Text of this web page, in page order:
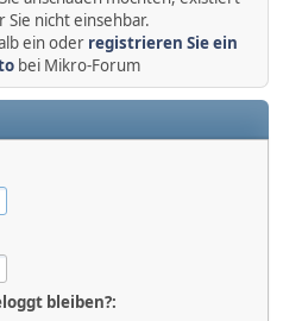
nicht einsehbar.
ein oder registrieren Sie ein
bei Mikro-Forum
bleiben?: